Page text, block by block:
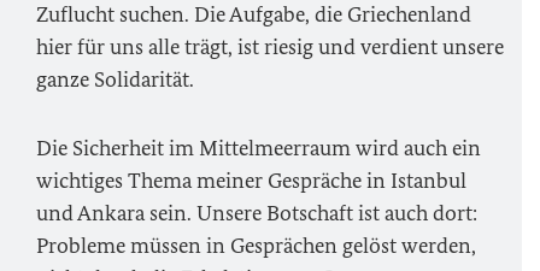
Zuflucht suchen. Die Aufgabe, die Griechenland
hier für uns alle trägt, ist riesig und verdient unsere
ganze Solidarität.
Die Sicherheit im Mittelmeerraum wird auch ein
wichtiges Thema meiner Gespräche in Istanbul
und Ankara sein. Unsere Botschaft ist auch dort:
Probleme müssen in Gesprächen gelöst werden,